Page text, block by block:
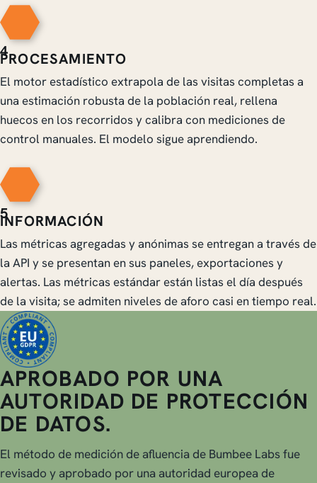
4
PROCESAMIENTO
El motor estadístico extrapola de las visitas completas a
una estimación robusta de la población real, rellena
huecos en los recorridos y calibra con mediciones de
control manuales. El modelo sigue aprendiendo.
5
INFORMACIÓN
Las métricas agregadas y anónimas se entregan a través de
la API y se presentan en sus paneles, exportaciones y
alertas. Las métricas estándar están listas el día después
de la visita; se admiten niveles de aforo casi en tiempo real.
APROBADO POR UNA
AUTORIDAD DE PROTECCIÓN
DE DATOS.
El método de medición de afluencia de Bumbee Labs fue
revisado y aprobado por una autoridad europea de